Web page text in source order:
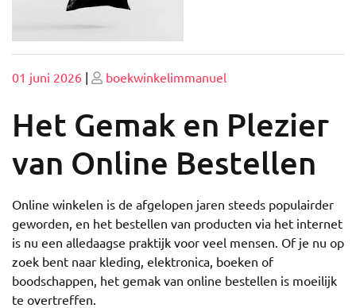
Geplaatst
01 juni 2026 | Geplaatst
boekwinkelimmanuel
Het Gemak en Plezier
van Online Bestellen
Online winkelen is de afgelopen jaren steeds populairder
geworden, en het bestellen van producten via het internet
is nu een alledaagse praktijk voor veel mensen. Of je nu op
zoek bent naar kleding, elektronica, boeken of
boodschappen, het gemak van online bestellen is moeilijk
te overtreffen.